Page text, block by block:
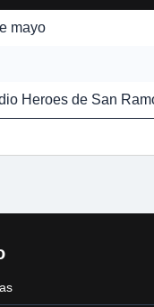
mayo
Heroes de San